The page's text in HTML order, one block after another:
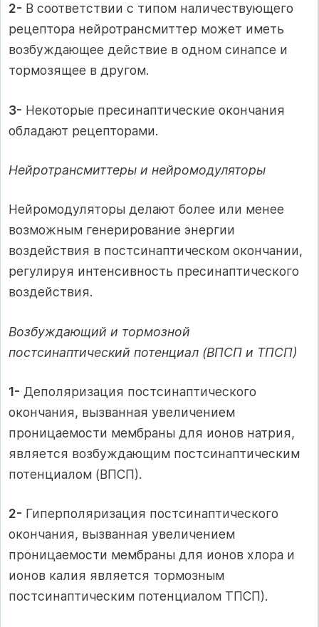
2- В соответствии с типом наличествующего
рецептора нейротрансмиттер может иметь
возбуждающее действие в одном синапсе и
тормозящее в другом.
3- Некоторые пресинаптические окончания
обладают рецепторами.
Нейротрансмиттеры и нейромодуляторы
Нейромодуляторы делают более или менее
возможным генерирование энергии
воздействия в постсинаптическом окончании,
регулируя интенсивность пресинаптического
воздействия.
Возбуждающий и тормозной
постсинаптический потенциал (ВПСП и ТПСП)
1- Деполяризация постсинаптического
окончания, вызванная увеличением
проницаемости мембраны для ионов натрия,
является возбуждающим постсинаптическим
потенциалом (ВПСП).
2- Гиперполяризация постсинаптического
окончания, вызванная увеличением
проницаемости мембраны для ионов хлора и
ионов калия является тормозным
постсинаптическим потенциалом ТПСП).